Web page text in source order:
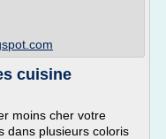
cuisine
moins cher votre
dans plusieurs coloris